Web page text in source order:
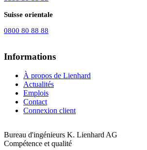
Suisse orientale
0800 80 88 88
Informations
À propos de Lienhard
Actualités
Emplois
Contact
Connexion client
Bureau d'ingénieurs K. Lienhard AG
Compétence et qualité